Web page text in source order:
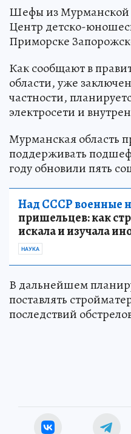
Шефы из Мурманской
Центр детско-
Приморске
Как сообщают в
области, уже
частности,
электросети и
Мурманская область
поддерживать
году обновили пять
Над СССР военные
пришельцев: как
искала и изучала
НАУКА
В дальнейшем
поставлять
последствий